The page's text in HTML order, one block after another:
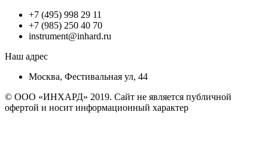
+7 (495) 998 29 11
+7 (985) 250 40 70
instrument@inhard.ru
Наш адрес
Москва, Фестивальная ул, 44
© ООО «ИНХАРД» 2019. Сайт не является публичной
офертой и носит информационный характер